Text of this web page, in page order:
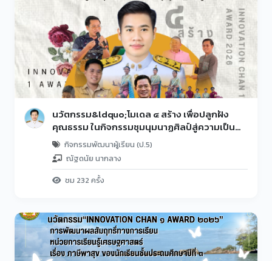
นวัตกรรม&ldquo;โมเดล ๔ สร้าง เพื่อปลูกฝัง
คุณธรรม ในกิจกรรมชุมนุมนาฏศิลป์สู่ความเป็น
เลิศ&rdquo;
กิจกรรมพัฒนาผู้เรียน (ป.5)
ณัฐดนัย นากลาง
ชม 232 ครั้ง